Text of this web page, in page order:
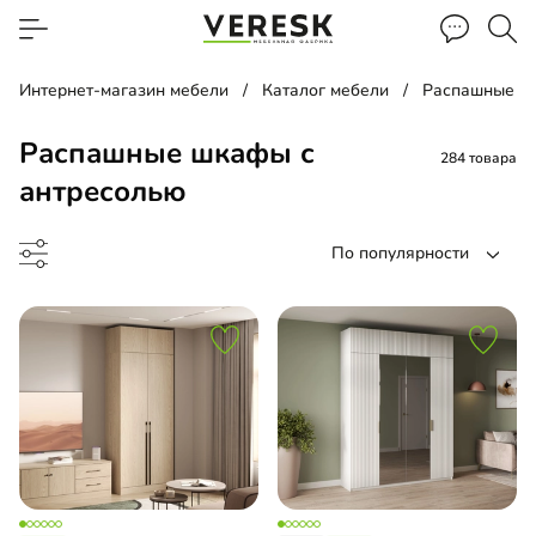
Интернет-магазин мебели Каталог мебели Распашные
Распашные шкафы с
антресолью
284 товара
По популярности
шкаф